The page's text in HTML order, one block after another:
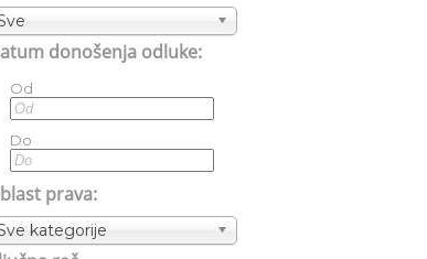
donošenja odluke:
Od
Do
prava:
kategorije